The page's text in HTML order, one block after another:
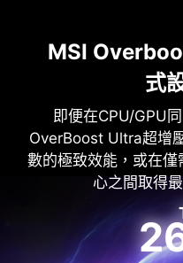
MSI
式
即便在CPU/GPU
OverBoost Ultra超增
數的極致效能，或在
心之間取得